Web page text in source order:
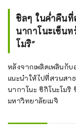
ชิลๆ ในค่ำคืน
นากาโนะเซ็น
โมริ"
หลังจากเพลิดเพลินกั
แนะนำให้ไปที่สวนสา
นากาโนะ ชิกิโนะโม
มหาวิทยาลัยเมจิ